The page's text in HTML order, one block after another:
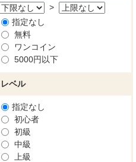
>
指定なし
無料
ワンコイン
5000円以下
レベル
指定なし
初心者
初級
中級
上級